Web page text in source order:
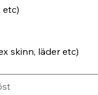
skinn, läder etc)